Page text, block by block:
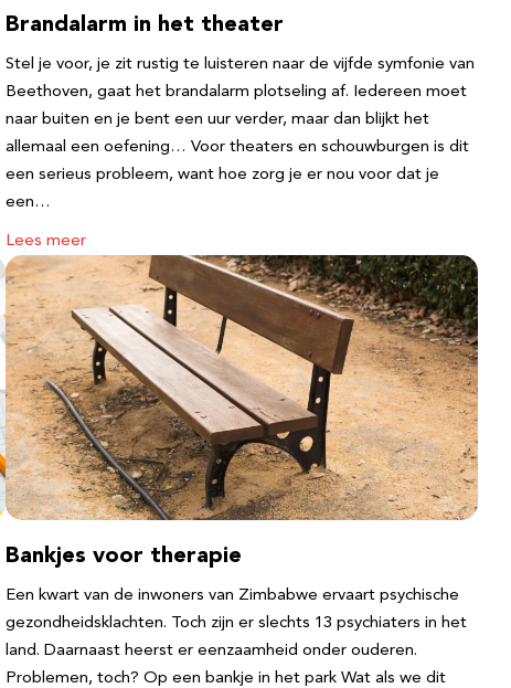
Brandalarm in het theater
Stel je voor, je zit rustig te luisteren naar de vijfde symfonie van
Beethoven, gaat het brandalarm plotseling af. Iedereen moet
naar buiten en je bent een uur verder, maar dan blijkt het
allemaal een oefening… Voor theaters en schouwburgen is dit
een serieus probleem, want hoe zorg je er nou voor dat je
een…
Lees meer
Bankjes voor therapie
Een kwart van de inwoners van Zimbabwe ervaart psychische
gezondheidsklachten. Toch zijn er slechts 13 psychiaters in het
land. Daarnaast heerst er eenzaamheid onder ouderen.
Problemen, toch? Op een bankje in het park Wat als we dit